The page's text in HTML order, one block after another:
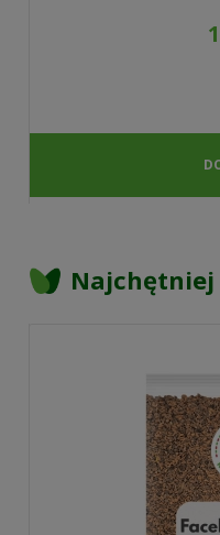
Najchętniej